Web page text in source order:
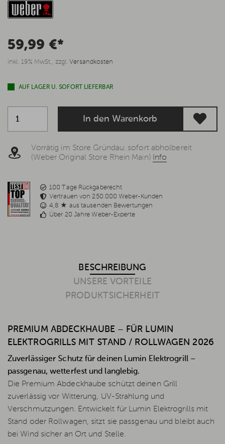
59,99 €*
inkl. 19% MwSt., zzgl.Versandkosten
AUF LAGER U. SOFORT LIEFERBAR
In den Warenkorb
Vorrätig im Store Gründau: sofort abholbereit
(Weber Original Store Rhein Main) Info
100 Tage Rückgaberecht
Vertrauen von 250.000 Weber-Kunden
4,8 ★ aus tausenden Bewertungen
Über 20 Jahre Weber-Experte
BESCHREIBUNG
UNSERE VORTEILE
PRODUKTSICHERHEIT
PREMIUM ABDECKHAUBE – FÜR LUMIN
ELEKTROGRILLS MIT STAND / ROLLWAGEN 2026
Zuverlässiger Schutz für deinen Lumin Elektrogrill –
passgenau, wetterfest und langlebig.
Die Premium Abdeckhaube schützt deinen Grill
zuverlässig vor Witterung, UV-Strahlung und
Verschmutzungen. Entwickelt für Lumin Elektrogrills mit
Stand oder Rollwagen, sitzt sie passgenau und bleibt auch
bei Wind sicher an Ort und Stelle.